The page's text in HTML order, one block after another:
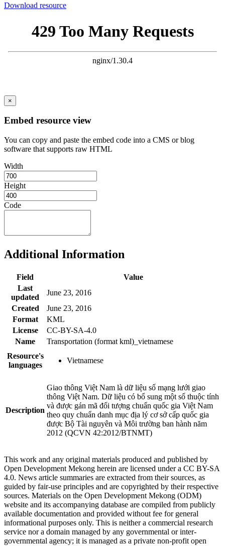
Download resource
×
Embed resource view
You can copy and paste the embed code into a CMS or blog
software that supports raw HTML
Width
Height
Code
Additional Information
Field
Value
Last
updated
June 23, 2016
Created
June 23, 2016
Format
KML
License
CC-BY-SA-4.0
Name
Transportation (format kml)_vietnamese
Resource's
languages
Vietnamese
Description
Giao thông Việt Nam là dữ liệu số mạng lưới giao
thông Việt Nam. Dữ liệu có bổ sung một số thuộc tính
và được gán mã đối tượng chuẩn quốc gia Việt Nam
theo quy chuẩn danh mục địa lý cơ sở cấp quốc gia
được Bộ Tài nguyên và Môi trường ban hành năm
2012 (QCVN 42:2012/BTNMT)
This work and any original materials produced and published by
Open Development Mekong herein are licensed under a CC BY-SA
4.0. News article summaries are extracted from their sources, as
guided by fair-use principles and are copyrighted by their respective
sources. Materials on the Open Development Mekong (ODM)
website and its accompanying database are compiled from publicly
available documentation and provided without fee for general
informational purposes only. This is neither a commercial research
service nor a domain managed by any governmental or inter-
governmental agency; it is managed as a private non-profit open